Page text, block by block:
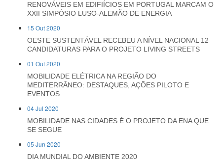
RENOVÁVEIS EM EDIFIÍCIOS EM PORTUGAL MARCAM O
XXII SIMPÓSIO LUSO-ALEMÃO DE ENERGIA
15 Out 2020
OESTE SUSTENTÁVEL RECEBEU A NÍVEL NACIONAL 12
CANDIDATURAS PARA O PROJETO LIVING STREETS
01 Out 2020
MOBILIDADE ELÉTRICA NA REGIÃO DO
MEDITERRÂNEO: DESTAQUES, AÇÕES PILOTO E
EVENTOS
04 Jul 2020
MOBILIDADE NAS CIDADES É O PROJETO DA ENA QUE
SE SEGUE
05 Jun 2020
DIA MUNDIAL DO AMBIENTE 2020